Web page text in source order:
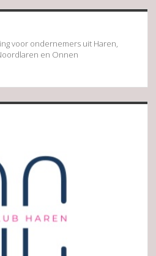
voor ondernemers uit Haren,
en Onnen